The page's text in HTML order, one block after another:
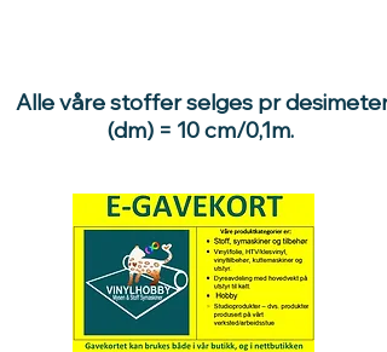
Alle våre stoffer selges pr desimeter
(dm) = 10 cm/0,1m.